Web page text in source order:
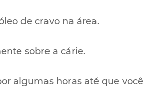
de cravo na área.
sobre a cárie.
algumas horas até que você